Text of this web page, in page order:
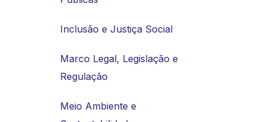
Inclusão e Justiça Social
Marco Legal, Legislação e
Regulação
Meio Ambiente e